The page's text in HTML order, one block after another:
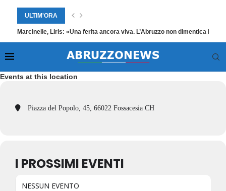
ULTIM'ORA
Marcinelle, Liris: «Una ferita ancora viva. L’Abruzzo non dimentica i suoi
Events at this location
Piazza del Popolo, 45, 66022 Fossacesia CH
I PROSSIMI EVENTI
NESSUN EVENTO